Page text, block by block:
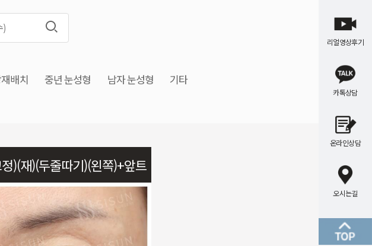
배치 중년 눈성형 남자 눈성형 기타
)(재)(두줄따기)(왼쪽)+앞트
차포함)+눈밑지방이식(2차
)
리얼영상후기
카톡상담
온라인상담
오시는길